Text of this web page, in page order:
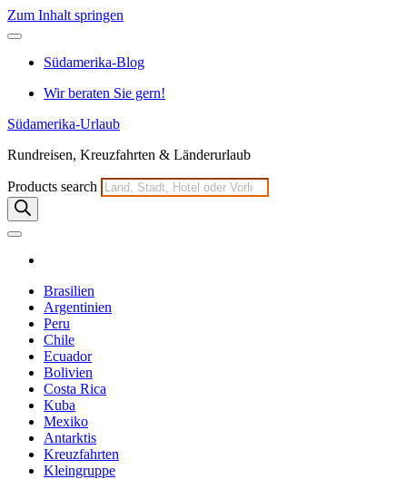
Zum Inhalt springen
Südamerika-Blog
Wir beraten Sie gern!
Südamerika-Urlaub
Rundreisen, Kreuzfahrten & Länderurlaub
Products search
Brasilien
Argentinien
Peru
Chile
Ecuador
Bolivien
Costa Rica
Kuba
Mexiko
Antarktis
Kreuzfahrten
Kleingruppe